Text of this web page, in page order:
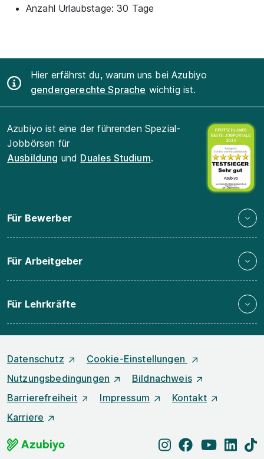
Anzahl Urlaubstage: 30 Tage
Hier erfährst du, warum uns bei Azubiyo
gendergerechte Sprache wichtig ist.
Azubiyo ist eine der führenden Spezial-
Jobbörsen für
Ausbildung und Duales Studium.
Für Bewerber
Für Arbeitgeber
Für Lehrkräfte
Datenschutz
Cookie-Einstellungen
Nutzungsbedingungen
Bildnachweis
Barrierefreiheit
Impressum
Kontakt
Karriere
instagram
facebookyoutube